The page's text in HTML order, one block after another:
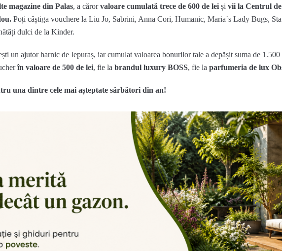
magazine din Palas, a cărorvaloare cumulată trece de 600 de lei și vii la Centrul
Poți câștiga vouchere la Liu Jo, Sabrini, Anna Cori, Humanic, Maria`s Lady Bugs,
dulci de la Kinder.
un ajutor harnic de Iepuraș, iar cumulat valoarea bonurilor tale a depășit suma de
în valoare de 500 de lei, fie la brandul luxury BOSS, fie la parfumeria de lux
una dintre cele mai așteptate sărbători din an!